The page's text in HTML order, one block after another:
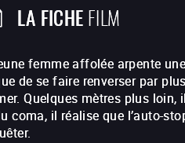
LA FICHEFILM
femme affolée arpente
de se faire renverser par
Quelques mètres plus
coma, il réalise que l’auto-